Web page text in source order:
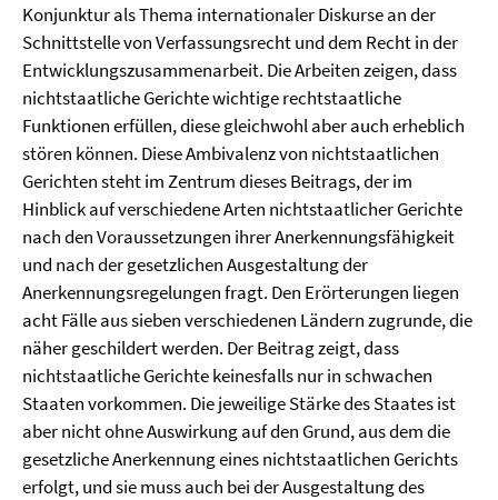
Konjunktur als Thema internationaler Diskurse an der
Schnittstelle von Verfassungsrecht und dem Recht in der
Entwicklungszusammenarbeit. Die Arbeiten zeigen, dass
nichtstaatliche Gerichte wichtige rechtstaatliche
Funktionen erfüllen, diese gleichwohl aber auch erheblich
stören können. Diese Ambivalenz von nichtstaatlichen
Gerichten steht im Zentrum dieses Beitrags, der im
Hinblick auf verschiedene Arten nichtstaatlicher Gerichte
nach den Voraussetzungen ihrer Anerkennungsfähigkeit
und nach der gesetzlichen Ausgestaltung der
Anerkennungsregelungen fragt. Den Erörterungen liegen
acht Fälle aus sieben verschiedenen Ländern zugrunde, die
näher geschildert werden. Der Beitrag zeigt, dass
nichtstaatliche Gerichte keinesfalls nur in schwachen
Staaten vorkommen. Die jeweilige Stärke des Staates ist
aber nicht ohne Auswirkung auf den Grund, aus dem die
gesetzliche Anerkennung eines nichtstaatlichen Gerichts
erfolgt, und sie muss auch bei der Ausgestaltung des